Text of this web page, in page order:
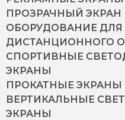
ПРОЗРАЧНЫЙ ЭКРАН
ОБОРУДОВАНИЕ ДЛЯ
ДИСТАНЦИОННОГО
СПОРТИВНЫЕ
ЭКРАНЫ
ПРОКАТНЫЕ ЭКРАНЫ
ВЕРТИКАЛЬНЫЕ
ЭКРАНЫ